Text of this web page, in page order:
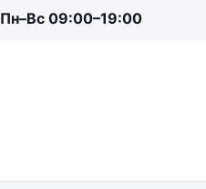
Пн–Вс 09:00–19:00